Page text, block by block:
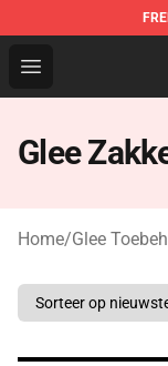
Open menu
Glee Store -
Glee
Home/Glee